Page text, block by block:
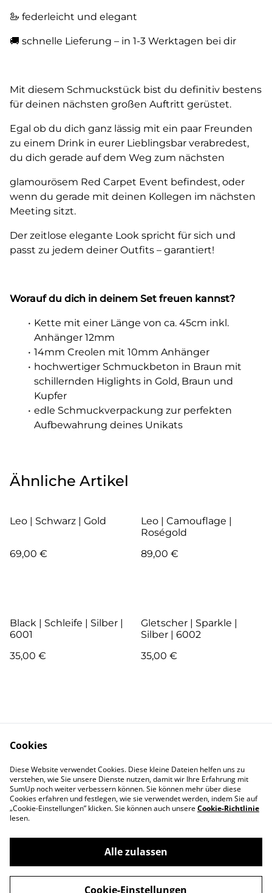
🦢 federleicht und elegant
🚚 schnelle Lieferung – in 1-3 Werktagen bei dir
Mit diesem Schmuckstück bist du definitiv bestens
für deinen nächsten großen Auftritt gerüstet.
Egal ob du dich ganz lässig mit ein paar Freunden
zu einem Drink in eurer Lieblingsbar verabredest,
du dich gerade auf dem Weg zum nächsten
glamourösem Red Carpet Event befindest, oder
wenn du gerade mit deinen Kollegen im nächsten
Meeting sitzt.
Der zeitlose elegante Look spricht für sich und
passt zu jedem deiner Outfits – garantiert!
Worauf du dich in deinem Set freuen kannst?
Kette mit einer Länge von ca. 45cm inkl.
Anhänger 12mm
14mm Creolen mit 10mm Anhänger
hochwertiger Schmuckbeton in Braun mit
schillernden Higlights in Gold, Braun und
Kupfer
edle Schmuckverpackung zur perfekten
Aufbewahrung deines Unikats
Ähnliche Artikel
Leo | Schwarz | Gold
69,00 €
Leo | Camouflage |
Roségold
89,00 €
Black | Schleife | Silber |
6001
35,00 €
Gletscher | Sparkle |
Silber | 6002
35,00 €
Kontakt
Pflege
Garantie und
AGB
Versand & Lieferung
Zahlung
Impressum
Datenschutz
Cookie-Richtlinie
Cookies
Diese Website verwendet Cookies. Diese kleine Dateien helfen uns zu
verstehen, wie Sie unsere Dienste nutzen, damit wir Ihre Erfahrung mit
SumUp noch weiter verbessern können. Sie können mehr über diese
Cookies erfahren und festlegen, wie sie verwendet werden, indem Sie auf
„Cookie-Einstellungen” klicken. Sie können auch unsereCookie-Richtlinie
lesen.
Alle zulassen
Cookie-Einstellungen